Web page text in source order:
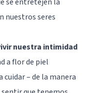
nuestros seres
nuestra intimidad
a flor de piel
cuidar – de la manera